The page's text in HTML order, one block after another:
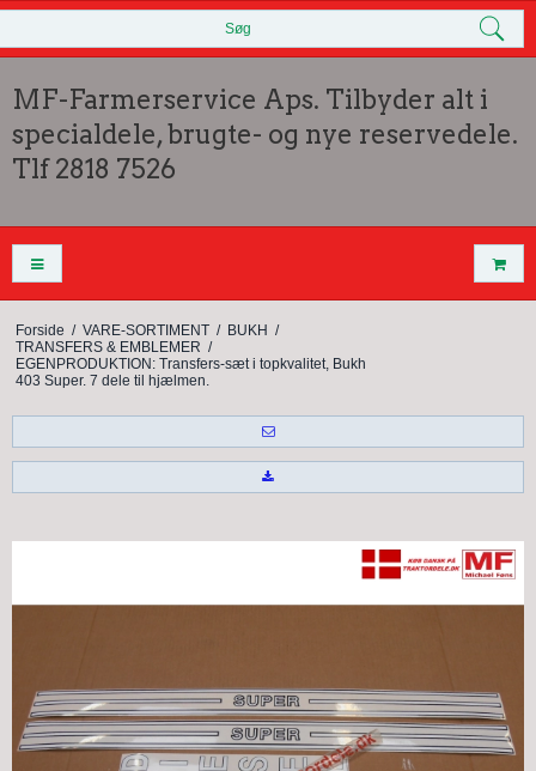
Søg
MF-Farmerservice Aps. Tilbyder alt i
specialdele, brugte- og nye reservedele.
Tlf 2818 7526
Forside / VARE-SORTIMENT / BUKH /
TRANSFERS & EMBLEMER /
EGENPRODUKTION: Transfers-sæt i topkvalitet, Bukh
403 Super. 7 dele til hjælmen.